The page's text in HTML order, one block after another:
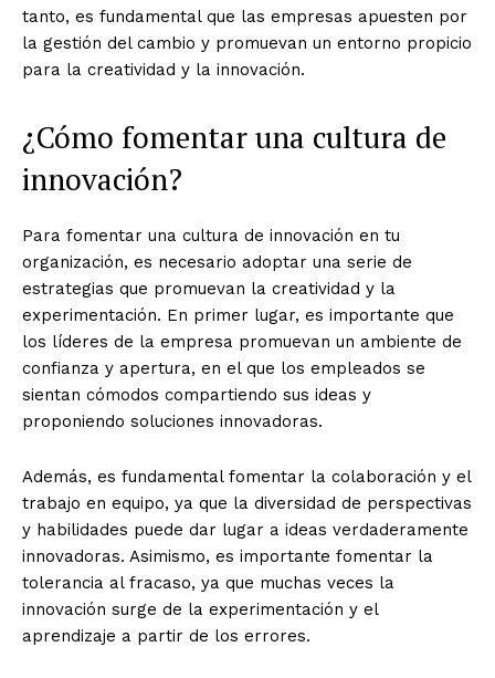
tanto, es fundamental que las empresas apuesten por
la gestión del cambio y promuevan un entorno propicio
para la creatividad y la innovación.
¿Cómo fomentar una cultura de
innovación?
Para fomentar una cultura de innovación en tu
organización, es necesario adoptar una serie de
estrategias que promuevan la creatividad y la
experimentación. En primer lugar, es importante que
los líderes de la empresa promuevan un ambiente de
confianza y apertura, en el que los empleados se
sientan cómodos compartiendo sus ideas y
proponiendo soluciones innovadoras.
Además, es fundamental fomentar la colaboración y el
trabajo en equipo, ya que la diversidad de perspectivas
y habilidades puede dar lugar a ideas verdaderamente
innovadoras. Asimismo, es importante fomentar la
tolerancia al fracaso, ya que muchas veces la
innovación surge de la experimentación y el
aprendizaje a partir de los errores.